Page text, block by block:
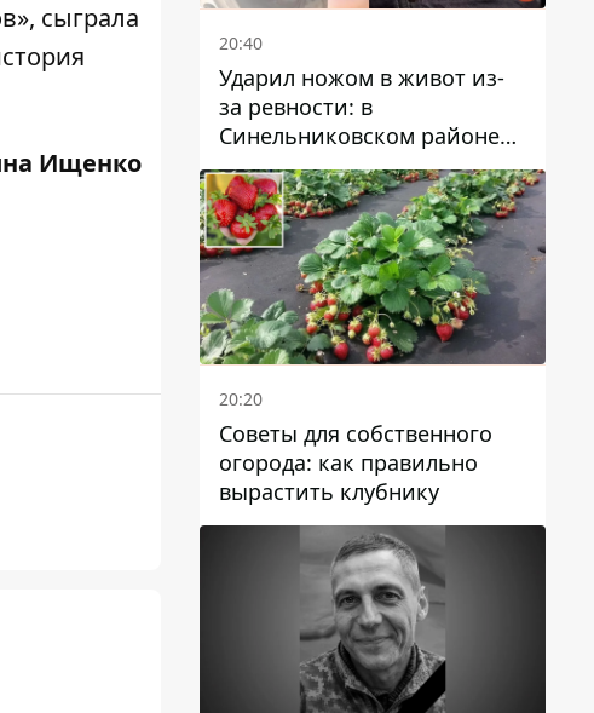
сыграла
Ищенко
20:40
Ударил ножом в живот из-
за ревности: в
Синельниковском районе
задержали 49-летнего
мужчину за убийство
20:20
Советы для собственного
огорода: как правильно
вырастить клубнику